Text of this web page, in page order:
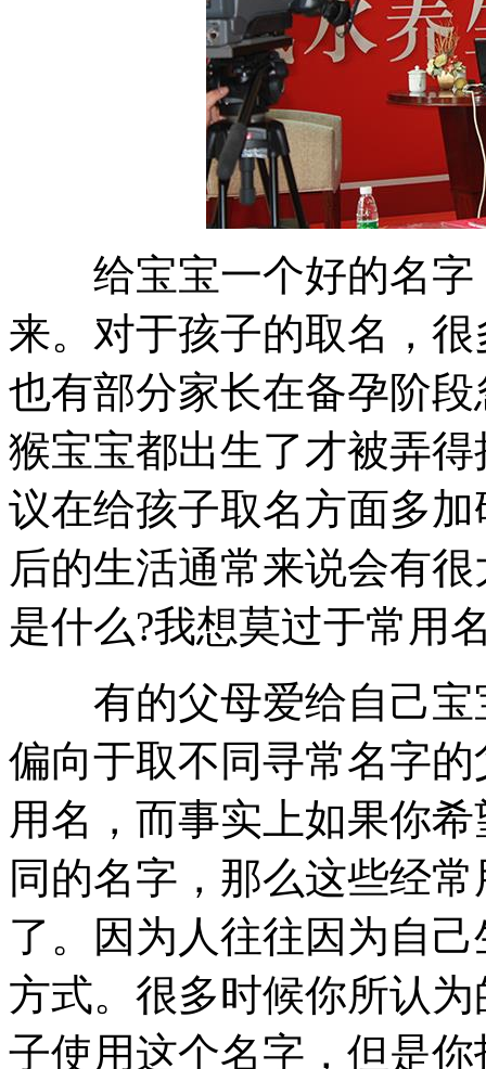
给宝宝一个好的名字
来。对于孩子的取名，
也有部分家长在备孕阶
猴宝宝都出生了才被弄
议在给孩子取名方面多
后的生活通常来说会有
是什么?我想莫过于常用
有的父母爱给自己宝
偏向于取不同寻常名字
用名，而事实上如果你
同的名字，那么这些经
了。因为人往往因为自
方式。很多时候你所认
子使用这个名字，但是